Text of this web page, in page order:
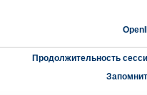
Продолжительность